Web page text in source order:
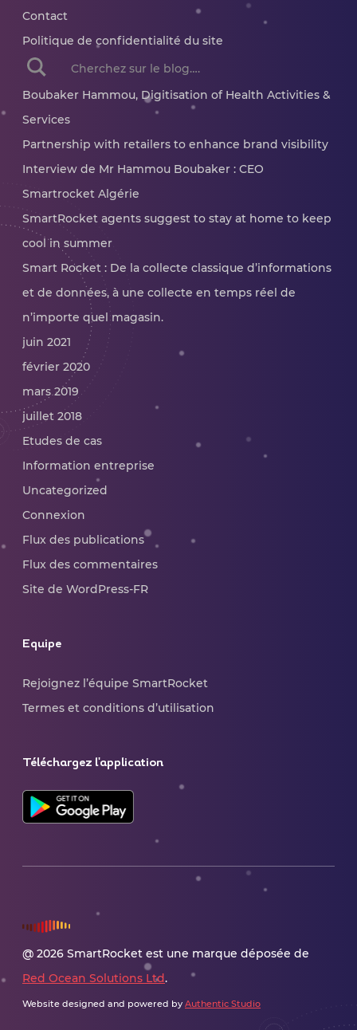
Contact
Politique de confidentialité du site
When autocomplete results are available use up and
Boubaker Hammou, Digitisation of Health Activities &
Services
Partnership with retailers to enhance brand visibility
Interview de Mr Hammou Boubaker : CEO
Smartrocket Algérie
SmartRocket agents suggest to stay at home to keep
cool in summer
Smart Rocket : De la collecte classique d’informations
et de données, à une collecte en temps réel de
n’importe quel magasin.
juin 2021
février 2020
mars 2019
juillet 2018
Etudes de cas
Information entreprise
Uncategorized
Connexion
Flux des publications
Flux des commentaires
Site de WordPress-FR
Equipe
Rejoignez l’équipe SmartRocket
Termes et conditions d’utilisation
Téléchargez l'application
@ 2026 SmartRocket est une marque déposée de
Red Ocean Solutions Ltd.
Website designed and powered by Authentic Studio